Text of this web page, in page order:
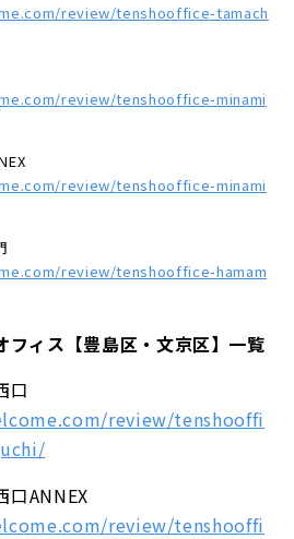
review/tenshooffice-tamach
review/tenshooffice-minami
review/tenshooffice-minami
review/tenshooffice-hamam
ィス【豊島区・文京区】一覧
口
review/tenshooffi
ANNEX
review/tenshooffi